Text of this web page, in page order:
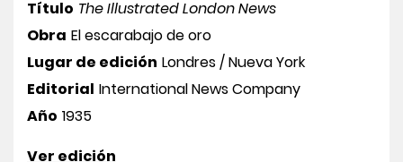
Título The Illustrated London News
Obra El escarabajo de oro
Lugar de edición Londres / Nueva York
Editorial International News Company
Año 1935
Ver edición